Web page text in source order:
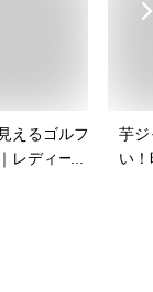
えるゴルフ
レディース
芋ジ
い